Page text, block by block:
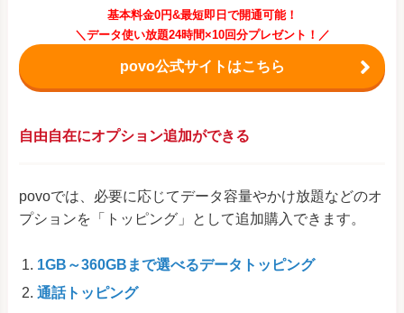
基本料金0円&最短即日で開通可能！
＼データ使い放題24時間×10回分プレゼント！／
povo公式サイトはこちら
自由自在にオプション追加ができる
povoでは、必要に応じてデータ容量やかけ放題などのオ
プションを「トッピング」として追加購入できます。
1GB～360GBまで選べるデータトッピング
通話トッピング